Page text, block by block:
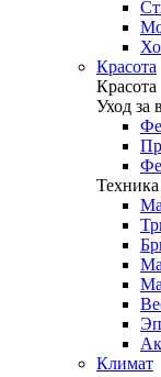
Красота
Красота
Уход за
Техника
Климат